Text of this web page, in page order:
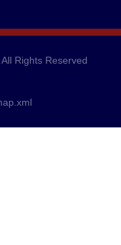
Rights Reserved